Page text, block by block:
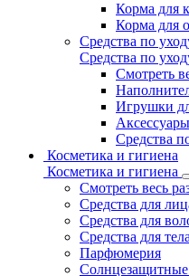
Корма для
Корма для
Средства по
Средства по
Смотреть
Игрушки
Средства
Косметика и гигиена
Косметика и гигиена
Смотреть весь
Средства для
Средства для
Средства для тела
Парфюмерия
Солнцезащитные